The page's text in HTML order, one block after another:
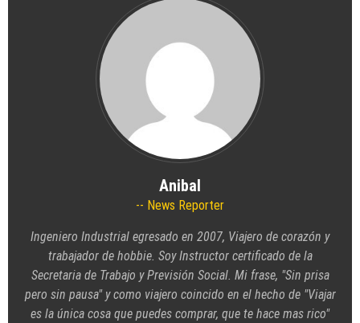
Anibal
News Reporter
Ingeniero Industrial egresado en 2007, Viajero de corazón y
trabajador de hobbie. Soy Instructor certificado de la
Secretaria de Trabajo y Previsión Social. Mi frase, "Sin prisa
pero sin pausa" y como viajero coincido en el hecho de "Viajar
es la única cosa que puedes comprar, que te hace mas rico"